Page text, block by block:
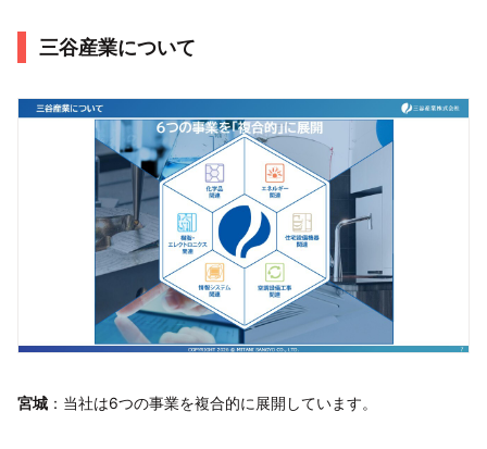
三谷産業について
宮城 ：当社は6つの事業を複合的に展開しています。